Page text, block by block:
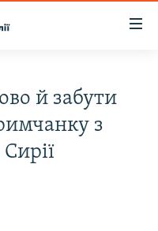
й забути
з